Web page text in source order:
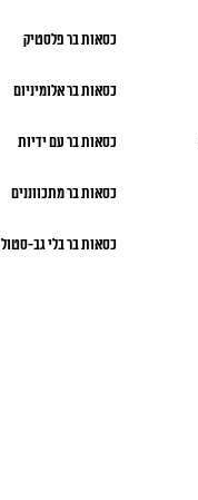
כסאות בר פלסטיק
כסאות בר אלומיניום
כסאות בר עם ידיות
כסאות בר מתכווננים
כסאות בר בלי גב-סטול